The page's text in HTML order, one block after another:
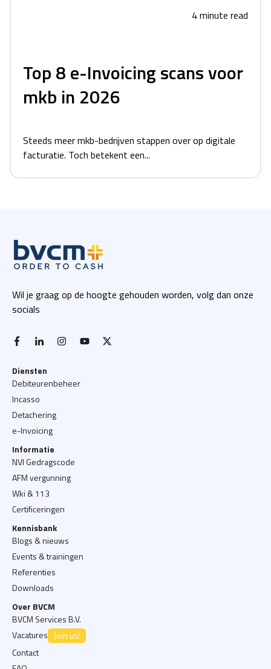
4 minute read
Top 8 e-Invoicing scans voor
mkb in 2026
Steeds meer mkb-bedrijven stappen over op digitale
facturatie. Toch betekent een...
Wil je graag op de hoogte gehouden worden, volg dan onze
socials
facebook-flinkedin-ininstagramyoutube
Diensten
Debiteurenbeheer
Incasso
Detachering
e-Invoicing
Informatie
NVI Gedragscode
AFM vergunning
Wki & 113
Certificeringen
Kennisbank
Blogs & nieuws
Events & trainingen
Referenties
Downloads
Over BVCM
BVCM Services B.V.
Vacatures Join us!
Contact